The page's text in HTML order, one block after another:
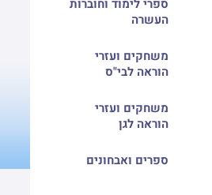
ספרי לימוד וחוברות
העשרה
משחקים ועזרי
הוראה לבי"ס
משחקים ועזרי
הוראה לגן
ספרים ואבחונים